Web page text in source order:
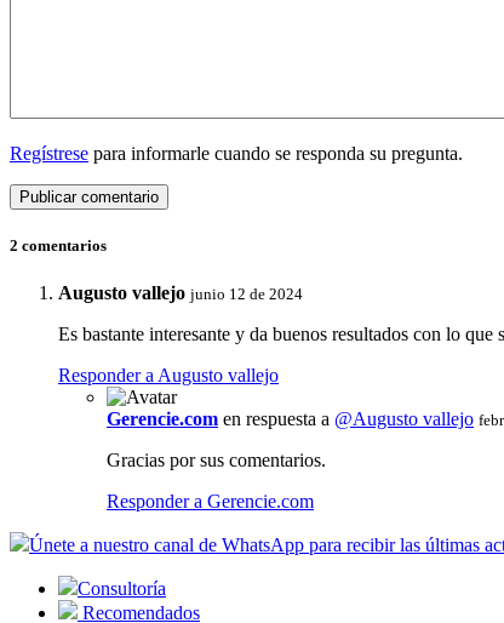
Regístrese para informarle cuando se responda su pregunta.
2 comentarios
Augusto vallejo junio 12 de 2024
Es bastante interesante y da buenos resultados con lo
Responder a Augusto vallejo
Gerencie.com en respuesta a @Augusto vallejo
Gracias por sus comentarios.
Responder a Gerencie.com
Únete a nuestro canal de WhatsApp para recibir las últimas
Consultoría
Recomendados